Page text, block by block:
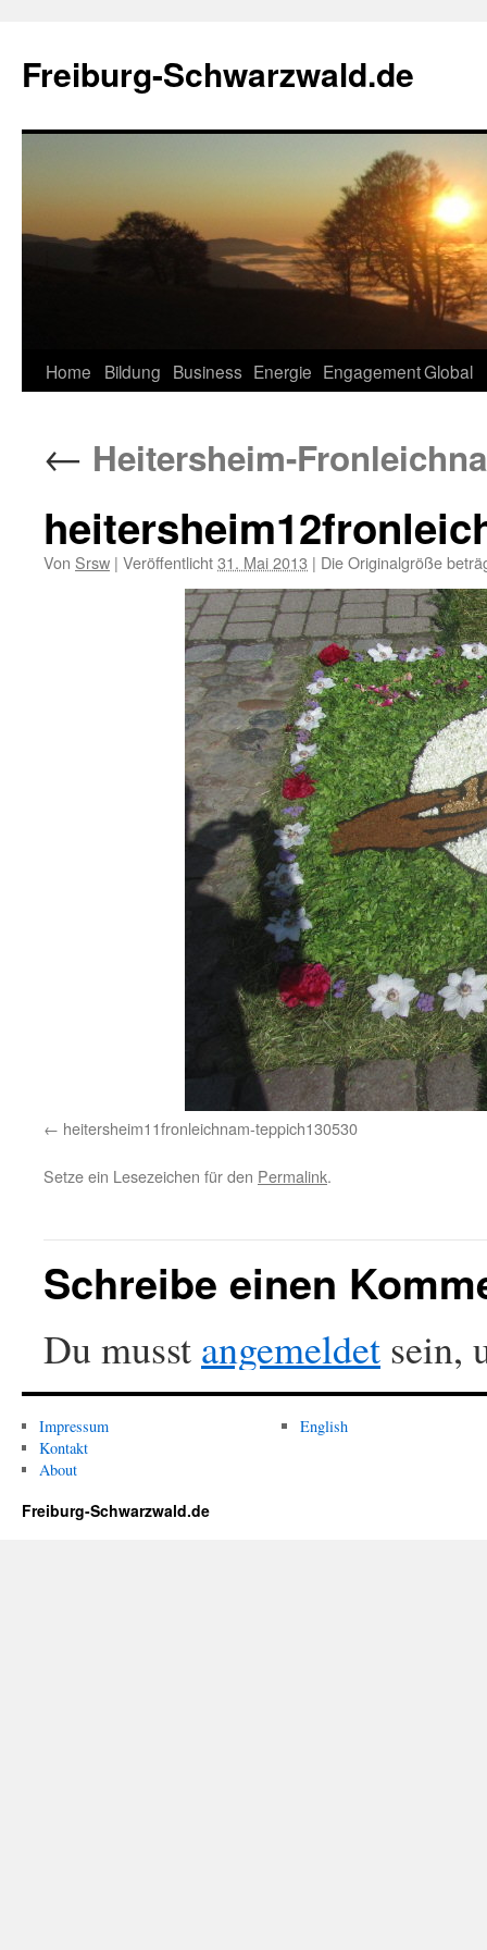
springen
Freiburg-Schwarzwald.de
Home Bildung Business Energie EngagementGlobal
← Heitersheim-
Von Srsw | Veröffentlicht31. Mai 2013 | Die Originalgröße
heitersheim11fronleichnam-teppich130530
Setze ein Lesezeichen für den Permalink.
Schreibe einen
Du musst angemeldet sein,
Impressum
Kontakt
About
English
Freiburg-Schwarzwald.de